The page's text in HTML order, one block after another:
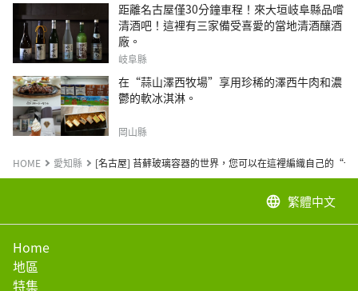
距離名古屋僅30分鐘車程！來大垣岐阜縣品嚐
清酒吧！這裡有三家備受喜愛的當地清酒釀酒
廠。
岐阜縣
在“蒜山澤西牧場”享用珍稀的澤西牛肉和濃
鬱的軟冰淇淋。
岡山縣
HOME 愛知縣 [名古屋] 苔蘚玻璃容器的世界，您可以在這裡編織自己的“
language 繁體中文
Home
地區
特集